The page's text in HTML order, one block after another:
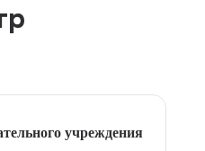
учреждения